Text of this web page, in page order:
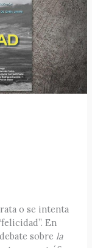
o se intenta
En
sobre la